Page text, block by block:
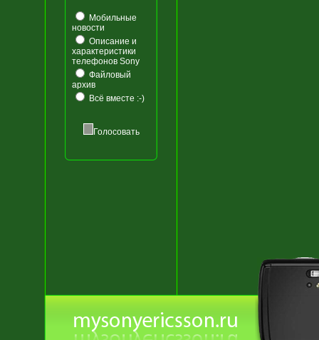
Мобильные
новости
Описание и
характеристики
телефонов Sony
Файловый
архив
Всё вместе :-)
Голосовать